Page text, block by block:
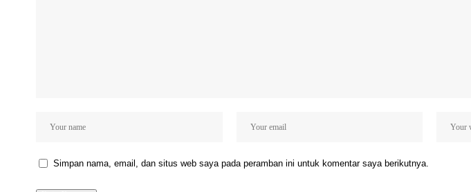
Simpan nama, email, dan situs web saya pada peramban ini untuk komentar saya berikutnya.